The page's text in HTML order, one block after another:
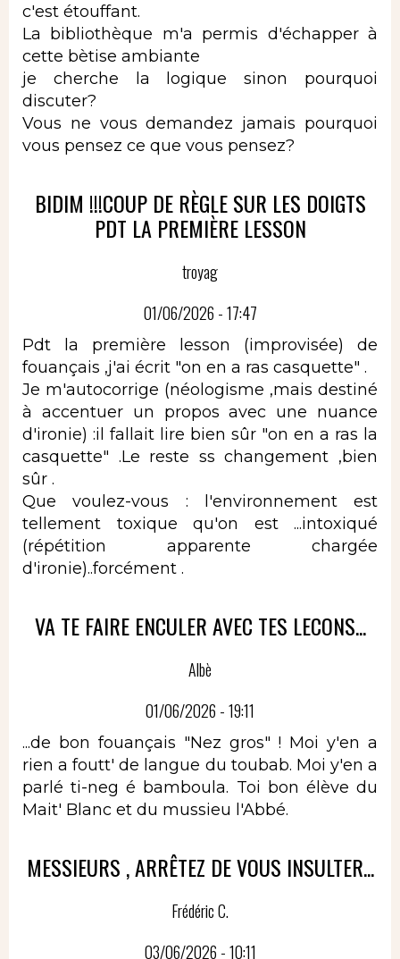
c'est étouffant.
La bibliothèque m'a permis d'échapper à
cette bètise ambiante
je cherche la logique sinon pourquoi
discuter?
Vous ne vous demandez jamais pourquoi
vous pensez ce que vous pensez?
BIDIM !!!COUP DE RÈGLE SUR LES DOIGTS
PDT LA PREMIÈRE LESSON
troyag
01/06/2026 - 17:47
Pdt la première lesson (improvisée) de
fouançais ,j'ai écrit "on en a ras casquette" .
Je m'autocorrige (néologisme ,mais destiné
à accentuer un propos avec une nuance
d'ironie) :il fallait lire bien sûr "on en a ras la
casquette" .Le reste ss changement ,bien
sûr .
Que voulez-vous : l'environnement est
tellement toxique qu'on est ...intoxiqué
(répétition apparente chargée
d'ironie)..forcément .
VA TE FAIRE ENCULER AVEC TES LECONS...
Albè
01/06/2026 - 19:11
...de bon fouançais "Nez gros" ! Moi y'en a
rien a foutt' de langue du toubab. Moi y'en a
parlé ti-neg é bamboula. Toi bon élève du
Mait' Blanc et du mussieu l'Abbé.
MESSIEURS , ARRÊTEZ DE VOUS INSULTER...
Frédéric C.
03/06/2026 - 10:11